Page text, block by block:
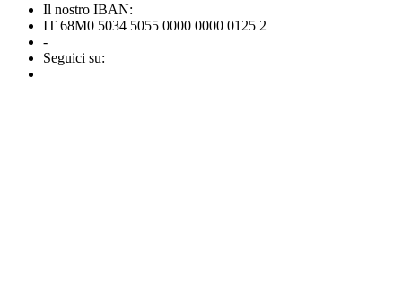
Il nostro IBAN:
IT 68M0 5034 5055 0000 0000 0125 2
-
Seguici su: